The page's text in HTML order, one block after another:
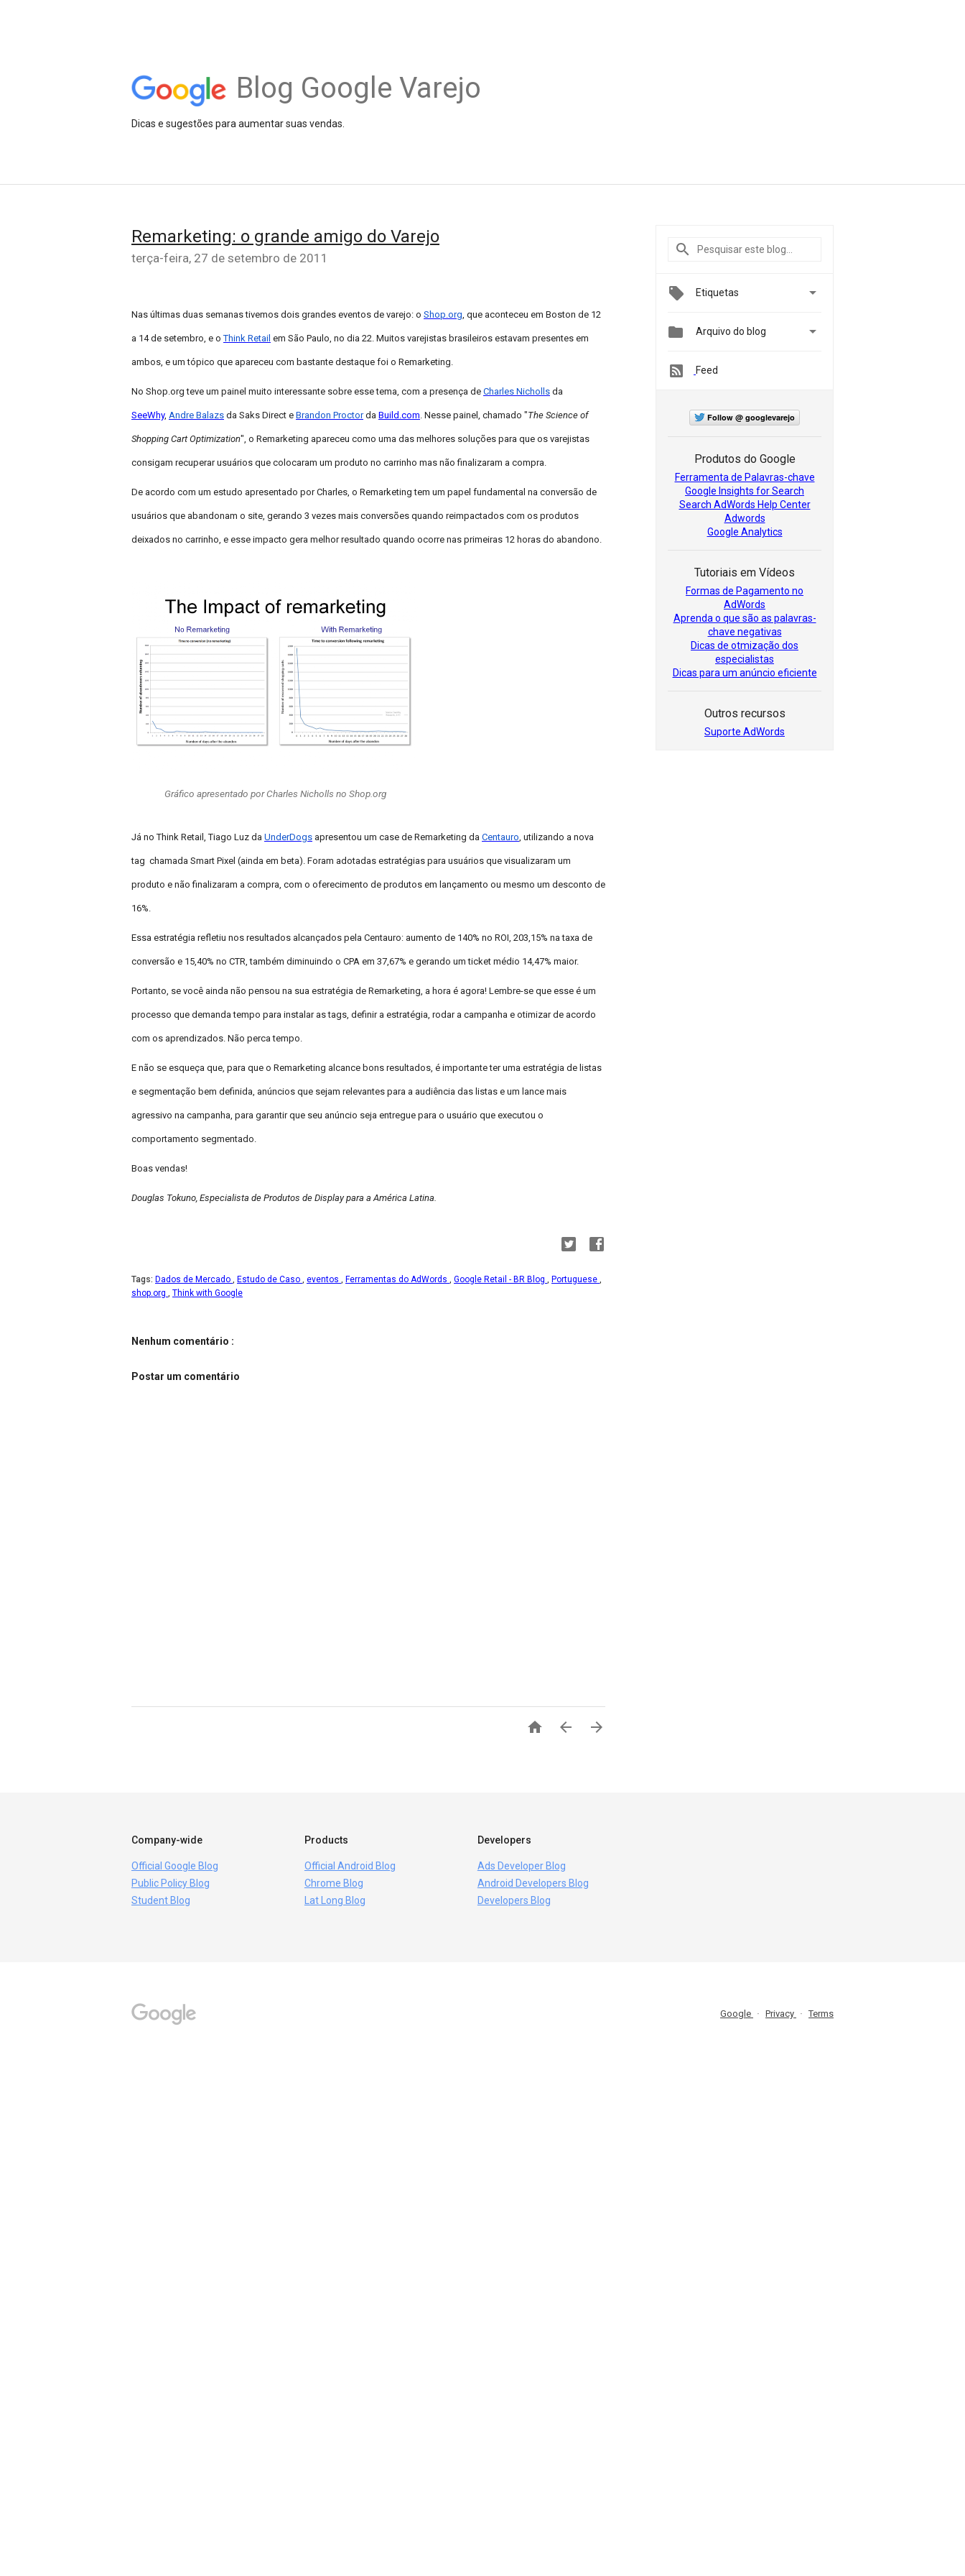
Blog Google Varejo
Dicas e sugestões para aumentar suas vendas.
Remarketing: o grande amigo do Varejo
terça-feira, 27 de setembro de 2011
Nas últimas duas semanas tivemos dois grandes eventos de varejo: o Shop.org, que aconteceu em Boston de 12
a 14 de setembro, e oThink Retail em São Paulo, no dia 22. Muitos varejistas brasileiros estavam presentes em
ambos, e um tópico que apareceu com bastante destaque foi o Remarketing.
No Shop.org teve um painel muito interessante sobre esse tema, com a presença de Charles Nicholls da
SeeWhy, Andre Balazs da Saks Direct e Brandon Proctorda Build.com. Nesse painel, chamado "The Science of
Shopping Cart Optimization", o Remarketing apareceu como uma das melhores soluções para que os varejistas
consigam recuperar usuários que colocaram um produto no carrinho mas não finalizaram a compra.
De acordo com um estudo apresentado por Charles, o Remarketing tem um papel fundamental na conversão de
usuários que abandonam o site, gerando 3 vezes mais conversões quando reimpactados com os produtos
deixados no carrinho, e esse impacto gera melhor resultado quando ocorre nas primeiras 12 horas do abandono.
Gráfico apresentado por Charles Nicholls no Shop.org
Já no Think Retail, Tiago Luz da UnderDogs apresentou um case de Remarketing da Centauro, utilizando a nova
tag chamada Smart Pixel (ainda em beta). Foram adotadas estratégias para usuários que visualizaram um
produto e não finalizaram a compra, com o oferecimento de produtos em lançamento ou mesmo um desconto de
16%.
Essa estratégia refletiu nos resultados alcançados pela Centauro: aumento de 140% no ROI, 203,15% na taxa de
conversão e 15,40% no CTR, também diminuindo o CPA em 37,67% e gerando um ticket médio 14,47% maior.
Portanto, se você ainda não pensou na sua estratégia de Remarketing, a hora é agora! Lembre-se que esse é um
processo que demanda tempo para instalar as tags, definir a estratégia, rodar a campanha e otimizar de acordo
com os aprendizados. Não perca tempo.
E não se esqueça que, para que o Remarketing alcance bons resultados, é importante ter uma estratégia de listas
e segmentação bem definida, anúncios que sejam relevantes para a audiência das listas e um lance mais
agressivo na campanha, para garantir que seu anúncio seja entregue para o usuário que executou o
comportamento segmentado.
Boas vendas!
Douglas Tokuno, Especialista de Produtos de Display para a América Latina.
Tags: Dados de Mercado , Estudo de Caso , eventos , Ferramentas do AdWords , Google Retail - BR Blog , Portuguese ,
shop.org , Think with Google
Nenhum comentário :
Postar um comentário
  
Etiquetas 
 Arquivo do blog 
Feed
Follow @ googlevarejo
Produtos do Google
Ferramenta de Palavras-chave
Google Insights for Search
Search AdWords Help Center
Adwords
Google Analytics
Tutoriais em Vídeos
Formas de Pagamento no
AdWords
Aprenda o que são as palavras-
chave negativas
Dicas de otmização dos
especialistas
Dicas para um anúncio eficiente
Outros recursos
Suporte AdWords
Company-wide
Official Google Blog
Public Policy Blog
Student Blog
Products
Official Android Blog
Chrome Blog
Lat Long Blog
Developers
Ads Developer Blog
Android Developers Blog
Developers Blog
Google Privacy Terms